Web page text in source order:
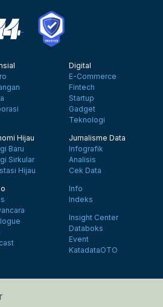
Digital
E-Commerce
Fintech
Startup
Gadget
Teknologi
Hijau
Baru
Sirkular
Hijau
Jurnalisme Data
Infografik
Analisis
Cek Data
Info
Indeks
Insight Center
Databoks
Event
KatadataOTO